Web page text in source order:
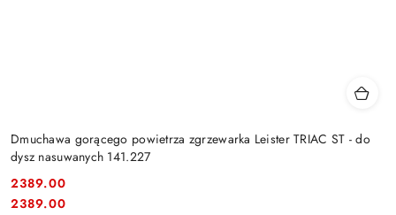
Dmuchawa gorącego powietrza zgrzewarka Leister TRIAC ST - do
dysz nasuwanych 141.227
Cena:
2389.00
Cena:
2389.00